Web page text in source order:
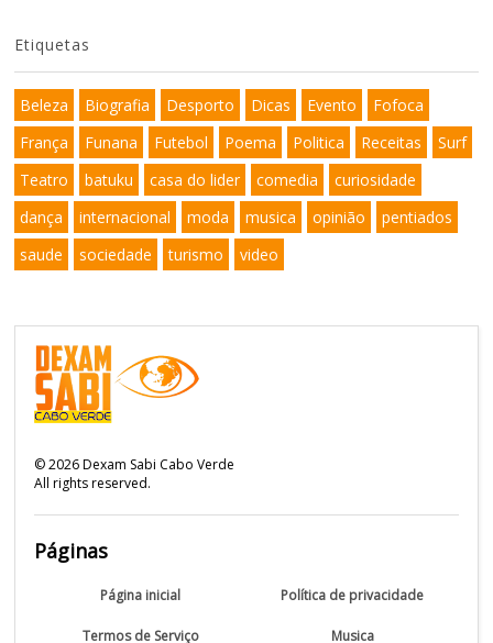
Etiquetas
Beleza Biografia Desporto Dicas Evento
Fofoca
França
Funana Futebol Poema Politica Receitas
Surf
Teatro
batuku casa do lider comedia
curiosidade
dança
internacional moda musica opinião
pentiados
saude
sociedade turismo video
©2026Dexam Sabi Cabo Verde
All rights reserved.
Páginas
Página inicial Política de privacidade
Termos de Serviço Musica